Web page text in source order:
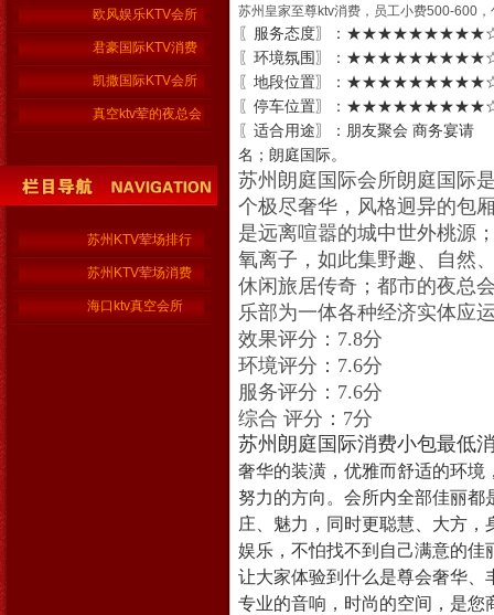
欧风娱乐KTV会所
君豪国际KTV消费
凯撒国际KTV会所
真空ktv荤的夜总会
苏州KTV荤场排行
苏州KTV荤场消费
海口ktv真空会所
苏州皇家至尊ktv消费，员工小费500-600
〖服务态度〗：
〖环境氛围〗：
〖地段位置〗：
〖停车位置〗：
〖适合用途
名；朗庭国际。
苏州朗庭国际会所朗庭国际
个极尽奢华，风格迥异的包
是远离喧嚣的城中世外桃源
氧离子，如此集野趣、自然
休闲旅居传奇；都市的夜总
乐部为一体各种经济实体应
效果评分：7.8分
环境评分：7.6分
服务评分：7.6分
综合 评分：7分
苏州朗庭国际消费小包最
奢华的装潢，优雅而舒适的环境
努力的方向。会所内全部佳丽
庄、魅力，同时更聪慧、大方
娱乐，不怕找不到自己满意的佳
让大家体验到什么是尊会奢华、
专业的音响，时尚的空间，是您